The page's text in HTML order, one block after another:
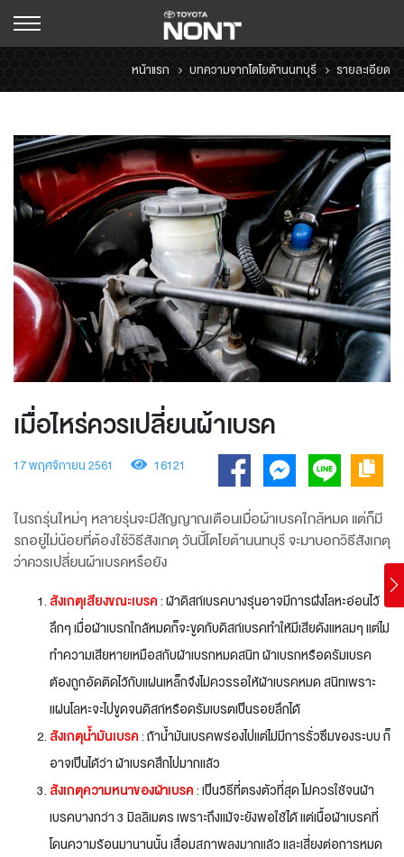
หน้าแรก บทความจากโตโยต้านนทบุรี รายละเอียด
เมื่อไหร่ควรเปลี่ยนผ้าเบรค
17 พฤศจิกายน 2561 16121
ในรถรุ่นใหม่ๆ หลายรุ่นจะมีสัญญาณเตือนเมื่อผ้าเบรคใกล้หมด แต่ก็มี
รถอยู่ไม่น้อยที่ต้องใช้วิธีสังเกตุ วันนี้โตโยต้านนทบุรี จะมาบอกวิธีสังเกตุ
ว่าควรเปลี่ยนผ้าเบรคหรือยัง
สังเกตุเสียงขณะเบรค: ผ้าดิสก์เบรคบางรุ่นอาจมีการฝังโลหะอ่อนไว้
ลึกๆ เมื่อผ้าเบรกใกล้หมดก็จะขูดกับดิสก์เบรคทำให้มีเสียดังแหลมๆ แต่ไม่
ทำความเสียหายเหมือสกับผ้าเบรกหมดสนิท ผ้าเบรกหรือดรัมเบรค
ต้องถูกอัดติดไว้กับแผ่นเหล็กจึงไม่ควรรอให้ผ้าเบรคหมด สนิทเพราะ
แผ่นโลหะจะไปขูดจนดิสก์หรือดรัมเบรตเป็นรอยลึกได้
สังเกตุน้ำมันเบรค: ถ้าน้ำมันเบรคพร่องไปแต่ไม่มีการรั่วซึมของระบบ ก็
อาจเป็นได้ว่า ผ้าเบรคสึกไปมากแล้ว
สังเกตุความหนาของผ้าเบรค: เป็นวิธีที่ตรงตัวที่สุด ไม่ควรใช้จนผ้า
เบรคบางกว่า 3 มิลลิเมตร เพราะถึงแม้จะยังพอใช้ได้ แต่เนื้อผ้าเบรคที่
โดนความร้อนมานานนั้น เสื่อมสภาพลงมากแล้ว และเสี่ยงต่อการหมด